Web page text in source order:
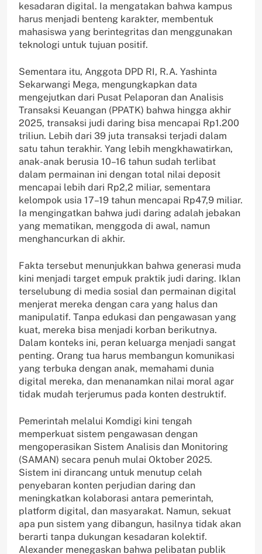
kesadaran digital. Ia mengatakan bahwa kampus
harus menjadi benteng karakter, membentuk
mahasiswa yang berintegritas dan menggunakan
teknologi untuk tujuan positif.
Sementara itu, Anggota DPD RI, R.A. Yashinta
Sekarwangi Mega, mengungkapkan data
mengejutkan dari Pusat Pelaporan dan Analisis
Transaksi Keuangan (PPATK) bahwa hingga akhir
2025, transaksi judi daring bisa mencapai Rp1.200
triliun. Lebih dari 39 juta transaksi terjadi dalam
satu tahun terakhir. Yang lebih mengkhawatirkan,
anak-anak berusia 10–16 tahun sudah terlibat
dalam permainan ini dengan total nilai deposit
mencapai lebih dari Rp2,2 miliar, sementara
kelompok usia 17–19 tahun mencapai Rp47,9 miliar.
Ia mengingatkan bahwa judi daring adalah jebakan
yang mematikan, menggoda di awal, namun
menghancurkan di akhir.
Fakta tersebut menunjukkan bahwa generasi muda
kini menjadi target empuk praktik judi daring. Iklan
terselubung di media sosial dan permainan digital
menjerat mereka dengan cara yang halus dan
manipulatif. Tanpa edukasi dan pengawasan yang
kuat, mereka bisa menjadi korban berikutnya.
Dalam konteks ini, peran keluarga menjadi sangat
penting. Orang tua harus membangun komunikasi
yang terbuka dengan anak, memahami dunia
digital mereka, dan menanamkan nilai moral agar
tidak mudah terjerumus pada konten destruktif.
Pemerintah melalui Komdigi kini tengah
memperkuat sistem pengawasan dengan
mengoperasikan Sistem Analisis dan Monitoring
(SAMAN) secara penuh mulai Oktober 2025.
Sistem ini dirancang untuk menutup celah
penyebaran konten perjudian daring dan
meningkatkan kolaborasi antara pemerintah,
platform digital, dan masyarakat. Namun, sekuat
apa pun sistem yang dibangun, hasilnya tidak akan
berarti tanpa dukungan kesadaran kolektif.
Alexander menegaskan bahwa pelibatan publik